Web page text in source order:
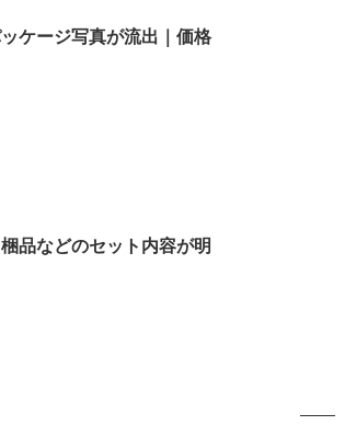
ケージ写真が流出｜価格
品などのセット内容が明